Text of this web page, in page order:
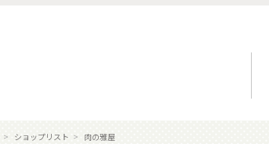
ショップリスト 肉の雅屋